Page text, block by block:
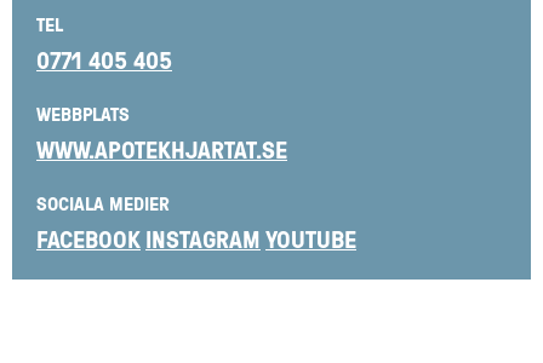
TEL
0771 405 405
WEBBPLATS
WWW.APOTEKHJARTAT.SE
SOCIALA MEDIER
FACEBOOKINSTAGRAMYOUTUBE